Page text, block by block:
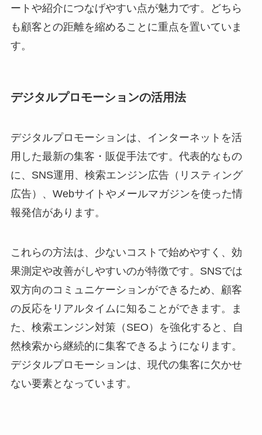
ートや紹介につなげやすい点が魅力です。どちら
も顧客との距離を縮めることに重点を置いていま
す。
デジタルプロモーションの活用法
デジタルプロモーションは、インターネットを活
用した最新の集客・販促手法です。代表的なもの
に、SNS運用、検索エンジン広告（リスティング
広告）、Webサイトやメールマガジンを使った情
報発信があります。
これらの方法は、少ないコストで始めやすく、効
果測定や改善がしやすいのが特徴です。SNSでは
双方向のコミュニケーションができるため、顧客
の反応をリアルタイムに知ることができます。ま
た、検索エンジン対策（SEO）を強化すると、自
然検索から継続的に集客できるようになります。
デジタルプロモーションは、現代の集客に欠かせ
ない要素となっています。